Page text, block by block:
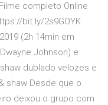
completo Online
bit.ly/2s9GOYK
(2h 14min em
Johnson) e
dublado velozes e
shaw Desde que o
deixou o grupo com